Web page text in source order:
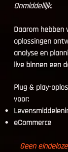
Onmiddellijk.
Daarom hebben
oplossingen
analyse en
live binnen een
Plug & play-
voor:
eCommerce
Geen